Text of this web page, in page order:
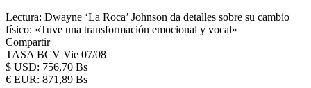
Lectura: Dwayne ‘La Roca’ Johnson da detalles sobre su cambio
físico: «Tuve una transformación emocional y vocal»
Compartir
TASA BCV Vie 07/08
$ USD: 756,70 Bs
€ EUR: 871,89 Bs